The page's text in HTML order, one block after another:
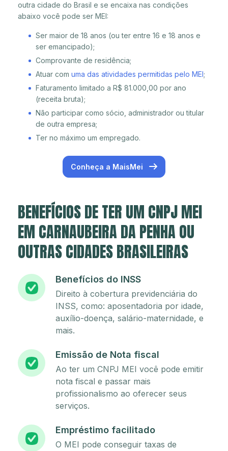
outra cidade do Brasil e se encaixa nas condições
abaixo você pode ser MEI:
Ser maior de 18 anos (ou ter entre 16 e 18 anos e
ser emancipado);
Comprovante de residência;
Atuar com uma das atividades permitidas pelo MEI;
Faturamento limitado a R$ 81.000,00 por ano
(receita bruta);
Não participar como sócio, administrador ou titular
de outra empresa;
Ter no máximo um empregado.
Conheça a MaisMei
BENEFÍCIOS DE TER UM CNPJ MEI
EM CARNAUBEIRA DA PENHA OU
OUTRAS CIDADES BRASILEIRAS
Benefícios do INSS
Direito à cobertura previdenciária do
INSS, como: aposentadoria por idade,
auxílio-doença, salário-maternidade, e
mais.
Emissão de Nota fiscal
Ao ter um CNPJ MEI você pode emitir
nota fiscal e passar mais
profissionalismo ao oferecer seus
serviços.
Empréstimo facilitado
O MEI pode conseguir taxas de